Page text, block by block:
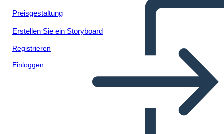
Preisgestaltung
Erstellen Sie ein Storyboard
Registrieren
Einloggen